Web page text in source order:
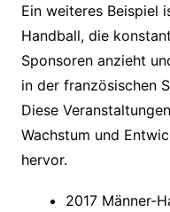
Ein weiteres Beispiel
Handball, die
Sponsoren anzieht
in der französischen
Diese
Wachstum und
hervor.
2017 Männer-